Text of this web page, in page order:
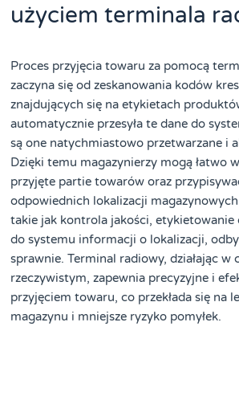
użyciem terminala
Proces przyjęcia towaru za pomocą
zaczyna się od zeskanowania kodów
znajdujących się na etykietach
automatycznie przesyła te dane do
są one natychmiastowo przetwarzane i
Dzięki temu magazynierzy mogą łatwo
przyjęte partie towarów oraz
odpowiednich lokalizacji
takie jak kontrola jakości, etykietowanie
do systemu informacji o lokalizacji,
sprawnie. Terminal radiowy, działając w
rzeczywistym, zapewnia precyzyjne i
przyjęciem towaru, co przekłada się na
magazynu i mniejsze ryzyko pomyłek.